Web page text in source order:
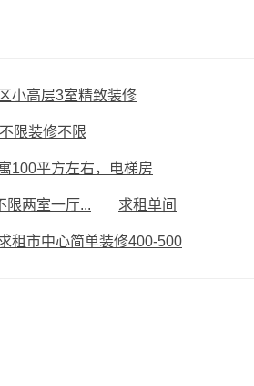
小高层3室精致装修
限装修不限
100平方左右，电梯房
限两室一厅... 求租单间
租市中心简单装修400-500